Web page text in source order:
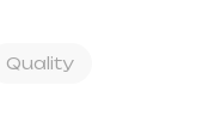
Quality